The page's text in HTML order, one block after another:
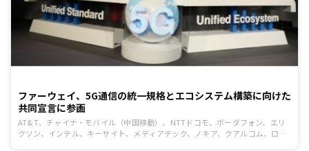
ファーウェイ、5G通信の統一規格とエコシステム構築に向けた
共同宣言に参画
AT&T、チャイナ・モバイル（中国移動）、NTTドコモ、ボーダフォン、エリ
クソン、インテル、キーサイト、メディアテック、ノキア、クアルコム、ロー